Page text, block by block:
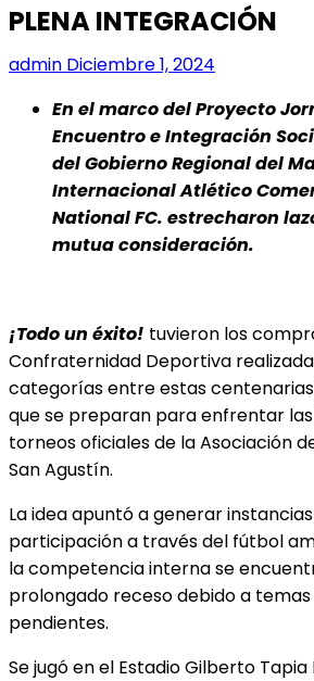
PLENA INTEGRACIÓN
admin Diciembre 1, 2024
En el marco del Proyecto
Encuentro e Integración
del Gobierno Regional del
Internacional Atlético
National FC. estrecharon
mutua consideración.
¡Todo un éxito! tuvieron los
Confraternidad Deportiva
categorías entre estas
que se preparan para enfrentar las
torneos oficiales de la Asociación
San Agustín.
La idea apuntó a generar
participación a través del fútbol
la competencia interna se
prolongado receso debido a
pendientes.
Se jugó en el Estadio Gilberto Tapia